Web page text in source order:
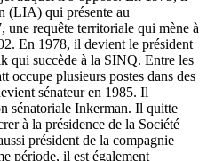
(LIA) qui présente au
une requête territoriale qui mène à
En 1978, il devient le président
qui succède à la SINQ. Entre les
occupe plusieurs postes dans des
sénateur en 1985. Il
sénatoriale Inkerman. Il quitte
à la présidence de la Société
président de la compagnie
période, il est également